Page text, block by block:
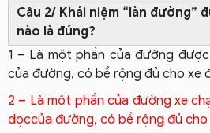
Câu 2/ Khái niệm “làn đường”
nào là đúng?
1 – Là một phần của đường
của đường, có bề rộng đủ cho xe
2 – Là một phần của đường xe
dọccủa đường, có bề rộng đủ cho